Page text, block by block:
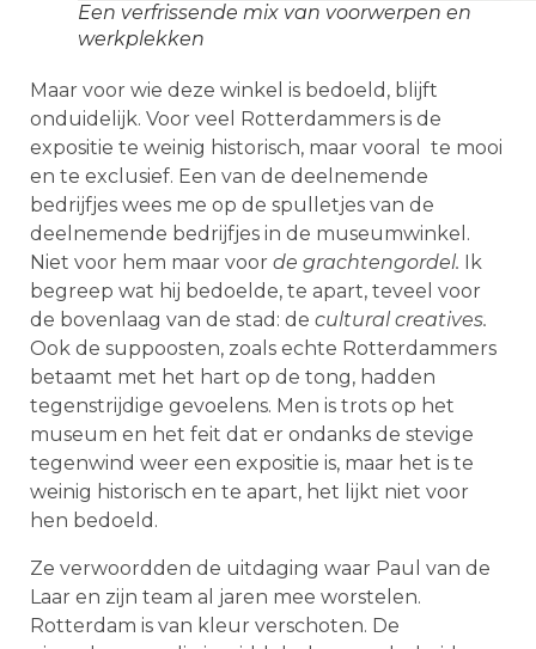
Een verfrissende mix van voorwerpen en
werkplekken
Maar voor wie deze winkel is bedoeld, blijft
onduidelijk. Voor veel Rotterdammers is de
expositie te weinig historisch, maar vooral te mooi
en te exclusief. Een van de deelnemende
bedrijfjes wees me op de spulletjes van de
deelnemende bedrijfjes in de museumwinkel.
Niet voor hem maar voor de grachtengordel. Ik
begreep wat hij bedoelde, te apart, teveel voor
de bovenlaag van de stad: de cultural creatives.
Ook de suppoosten, zoals echte Rotterdammers
betaamt met het hart op de tong, hadden
tegenstrijdige gevoelens. Men is trots op het
museum en het feit dat er ondanks de stevige
tegenwind weer een expositie is, maar het is te
weinig historisch en te apart, het lijkt niet voor
hen bedoeld.
Ze verwoordden de uitdaging waar Paul van de
Laar en zijn team al jaren mee worstelen.
Rotterdam is van kleur verschoten. De